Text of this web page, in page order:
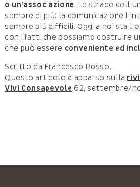
o un’associazione. Le strade
sempre di più: la comunicazione
sempre più difficili. Oggi a noi sta
con i fatti che possiamo costruire
che può essere conveniente ed
Scritto da Francesco Rosso.
Questo articolo è apparso sulla
Vivi Consapevole 62, settembre/